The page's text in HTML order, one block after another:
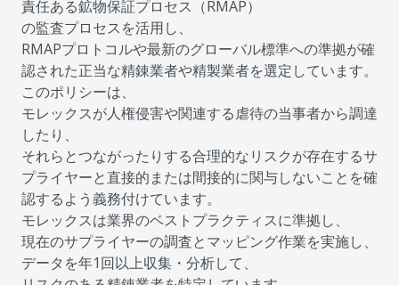
責任ある鉱物保証プロセス（RMAP）
の監査プロセスを活用し、
RMAPプロトコルや最新のグローバル標準への準拠が確
認された正当な精錬業者や精製業者を選定しています。
このポリシーは、
モレックスが人権侵害や関連する虐待の当事者から調達
したり、
それらとつながったりする合理的なリスクが存在するサ
プライヤーと直接的または間接的に関与しないことを確
認するよう義務付けています。
モレックスは業界のベストプラクティスに準拠し、
現在のサプライヤーの調査とマッピング作業を実施し、
データを年1回以上収集・分析して、